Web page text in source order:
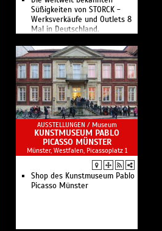
Süßigkeiten von STORCK -
Werksverkäufe und Outlets 8
Mal in Deutschland.
AUSSTELLUNGEN / Museum
KUNSTMUSEUM PABLO
PICASSO MÜNSTER
Münster, Westfalen, Picassoplatz 1
Shop des Kunstmuseum Pablo
Picasso Münster